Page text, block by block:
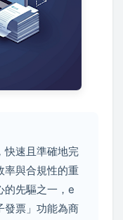
快速且準確地完
率與合規性的重
的先驅之一，e
發票」功能為商